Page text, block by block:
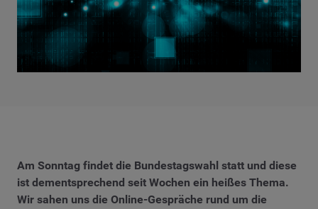
Am Sonntag findet die Bundestagswahl statt und diese
ist dementsprechend seit Wochen ein heißes Thema.
Wir sahen uns die Online-Gespräche rund um die